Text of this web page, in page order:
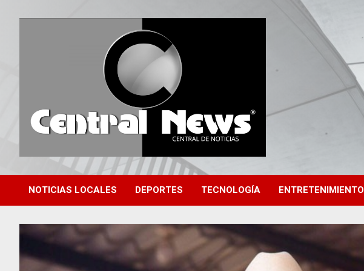
Central News HN
Central de Noticias
NOTICIAS LOCALES DEPORTES TECNOLOGÍA ENTRETENIMIENTO